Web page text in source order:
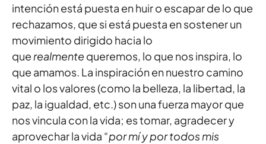
intención está puesta en huir o escapar de lo que
rechazamos, que si está puesta en sostener un
movimiento dirigido hacia lo
que realmentequeremos, lo que nos inspira, lo
que amamos. La inspiración en nuestro camino
vital o los valores (como la belleza, la libertad, la
paz, la igualdad, etc.) son una fuerza mayor que
nos vincula con la vida; es tomar, agradecer y
aprovechar la vida “por mí y por todos mis